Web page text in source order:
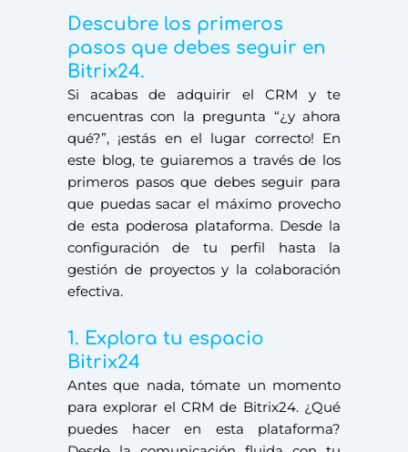
Descubre los primeros
pasos que debes seguir en
Bitrix24.
Si acabas de adquirir el CRM y te
encuentras con la pregunta “¿y ahora
qué?”, ¡estás en el lugar correcto! En
este blog, te guiaremos a través de los
primeros pasos que debes seguir para
que puedas sacar el máximo provecho
de esta poderosa plataforma. Desde la
configuración de tu perfil hasta la
gestión de proyectos y la colaboración
efectiva.
1. Explora tu espacio
Bitrix24
Antes que nada, tómate un momento
para explorar el CRM de Bitrix24. ¿Qué
puedes hacer en esta plataforma?